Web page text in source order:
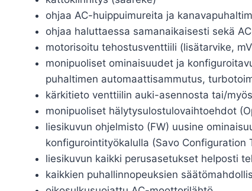
ohjaa AC-huippuimureita ja
ohjaa haluttaessa samanaikaisesti sekä
motorisoitu tehostusventtiili (lisätarvike,
monipuoliset ominaisuudet ja
puhaltimen automaattisammutus,
kärkitieto venttiilin auki-asennosta tai/
monipuoliset hälytysulostulovaihtoehdot
liesikuvun ohjelmisto (FW) uusine
konfigurointityökalulla (Savo Configuration
liesikuvun kaikki perusasetukset helposti
kaikkien puhallinnopeuksien